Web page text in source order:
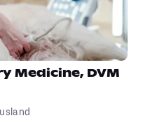
Medicine, DVM